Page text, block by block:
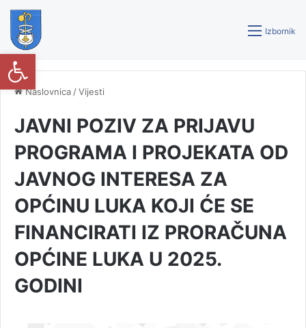
Izbornik
Naslovnica /Vijesti
JAVNI POZIV ZA PRIJAVU
PROGRAMA I PROJEKATA OD
JAVNOG INTERESA ZA
OPĆINU LUKA KOJI ĆE SE
FINANCIRATI IZ PRORAČUNA
OPĆINE LUKA U 2025.
GODINI
Open toolbar